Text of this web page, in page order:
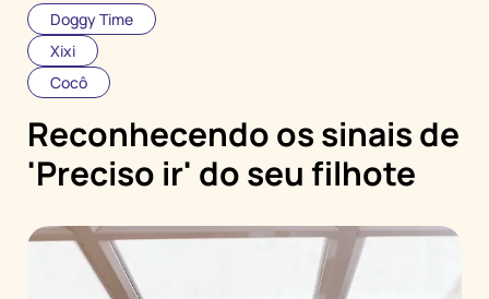
Doggy Time
Xixi
Cocô
Reconhecendo os sinais de
'Preciso ir' do seu filhote